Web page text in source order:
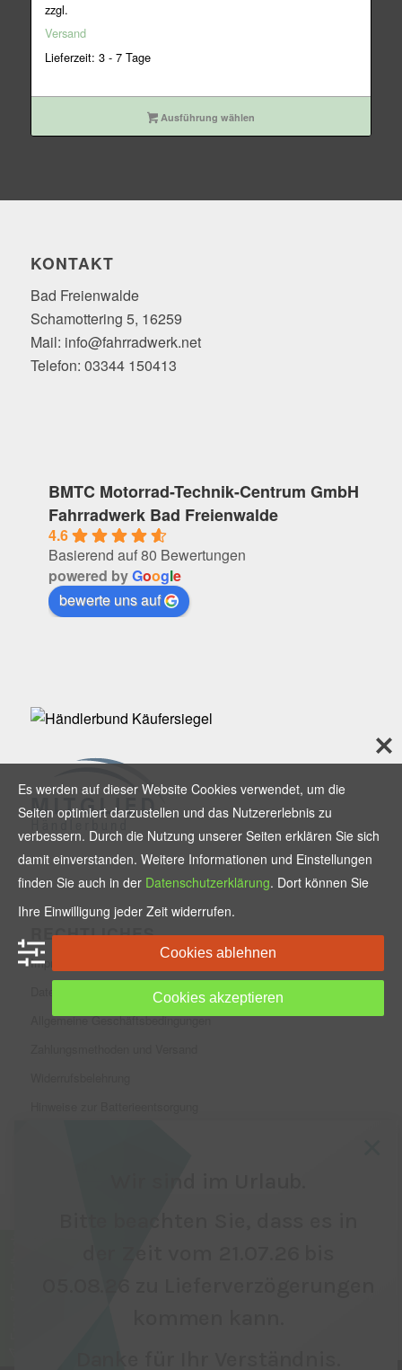
zzgl.
Versand
Lieferzeit: 3 - 7 Tage
Ausführung wählen
KONTAKT
Bad Freienwalde
Schamottering 5, 16259
Mail: info@fahrradwerk.net
Telefon: 03344 150413
BMTC Motorrad-Technik-Centrum GmbH
Fahrradwerk Bad Freienwalde
4.6
Basierend auf 80 Bewertungen
powered byGoogle
bewerte uns auf
RECHTLICHES
Impressum
Allgemeine Geschäftsbedingungen
Es werden auf dieser Website Cookies verwendet, um die
Seiten optimiert darzustellen und das Nutzererlebnis zu
verbessern. Durch die Nutzung unserer Seiten erklären Sie sich
damit einverstanden. Weitere Informationen und Einstellungen
finden Sie auch in der Datenschutzerklärung. Dort können Sie
Ihre Einwilligung jeder Zeit widerrufen.
Cookies ablehnen
Cookies akzeptieren